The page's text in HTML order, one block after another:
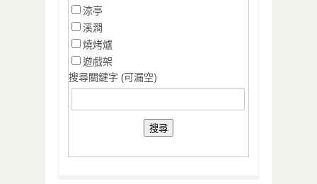
涼亭
溪澗
燒烤爐
遊戲架
搜尋關鍵字 (可漏空)